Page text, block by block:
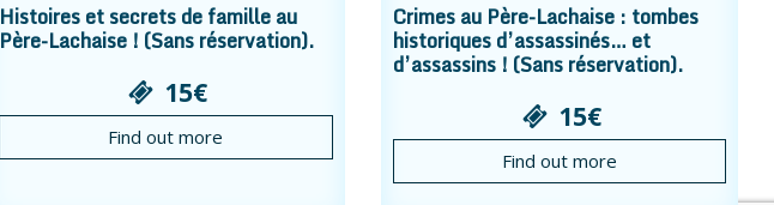
Histoires et secrets de famille au
Père-Lachaise ! (Sans réservation).
15€
Find out more
Crimes au Père-Lachaise : tombes
historiques d’assassinés… et
d’assassins ! (Sans réservation).
15€
Find out more